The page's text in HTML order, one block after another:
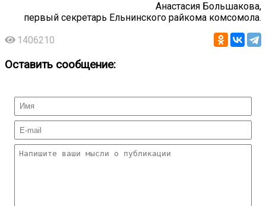
Анастасия Большакова,
первый секретарь Ельнинского райкома комсомола.
1406210
Оставить сообщение: